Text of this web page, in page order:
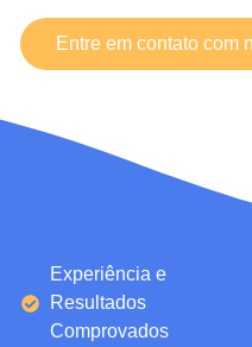
Entre em contato com
Experiência e
Resultados
Comprovados